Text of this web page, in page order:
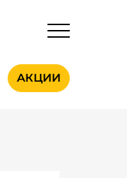
АКЦИИ